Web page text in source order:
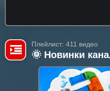
Плейлист: 411 видео
🌞 Новинки